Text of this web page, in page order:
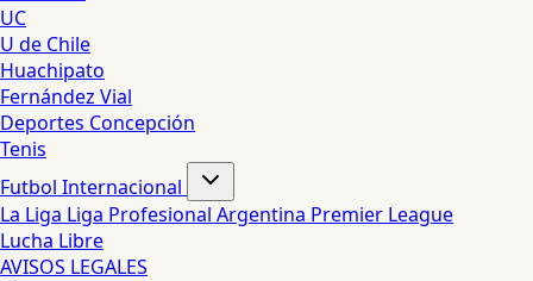
UC
U de Chile
Huachipato
Fernández Vial
Deportes Concepción
Tenis
Futbol Internacional
La Liga Liga Profesional Argentina Premier League
Lucha Libre
AVISOS LEGALES